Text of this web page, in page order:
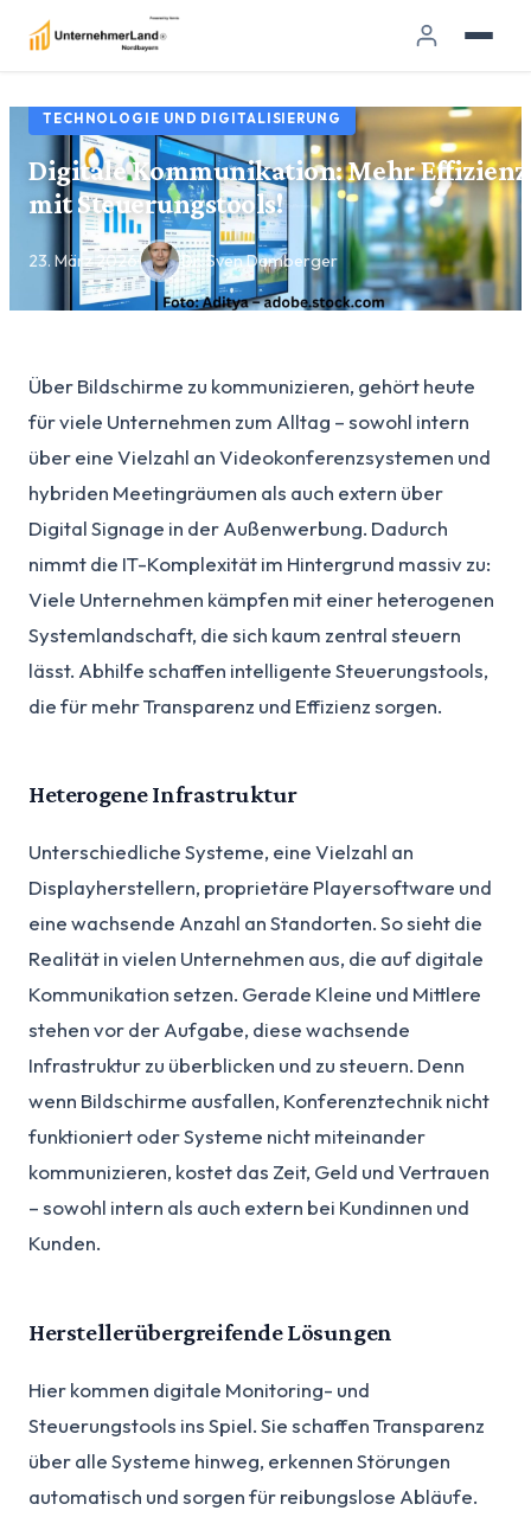
TECHNOLOGIE UND DIGITALISIERUNG
Digitale Kommunikation: Mehr Effizienz
mit Steuerungstools!
23. März 2026· Dr. Sven Damberger
Über Bildschirme zu kommunizieren, gehört heute
für viele Unternehmen zum Alltag – sowohl intern
über eine Vielzahl an Videokonferenzsystemen und
hybriden Meetingräumen als auch extern über
Digital Signage in der Außenwerbung. Dadurch
nimmt die IT-Komplexität im Hintergrund massiv zu:
Viele Unternehmen kämpfen mit einer heterogenen
Systemlandschaft, die sich kaum zentral steuern
lässt. Abhilfe schaffen intelligente Steuerungstools,
die für mehr Transparenz und Effizienz sorgen.
Heterogene Infrastruktur
Unterschiedliche Systeme, eine Vielzahl an
Displayherstellern, proprietäre Playersoftware und
eine wachsende Anzahl an Standorten. So sieht die
Realität in vielen Unternehmen aus, die auf digitale
Kommunikation setzen. Gerade Kleine und Mittlere
stehen vor der Aufgabe, diese wachsende
Infrastruktur zu überblicken und zu steuern. Denn
wenn Bildschirme ausfallen, Konferenztechnik nicht
funktioniert oder Systeme nicht miteinander
kommunizieren, kostet das Zeit, Geld und Vertrauen
– sowohl intern als auch extern bei Kundinnen und
Kunden.
Herstellerübergreifende Lösungen
Hier kommen digitale Monitoring- und
Steuerungstools ins Spiel. Sie schaffen Transparenz
über alle Systeme hinweg, erkennen Störungen
automatisch und sorgen für reibungslose Abläufe.